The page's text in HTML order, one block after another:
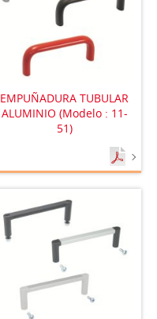
EMPUÑADURA TUBULAR
ALUMINIO (Modelo : 11-
51)